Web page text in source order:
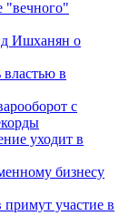
"вечного"
Ишханян о
в
с
уходит в
бизнесу
участие в